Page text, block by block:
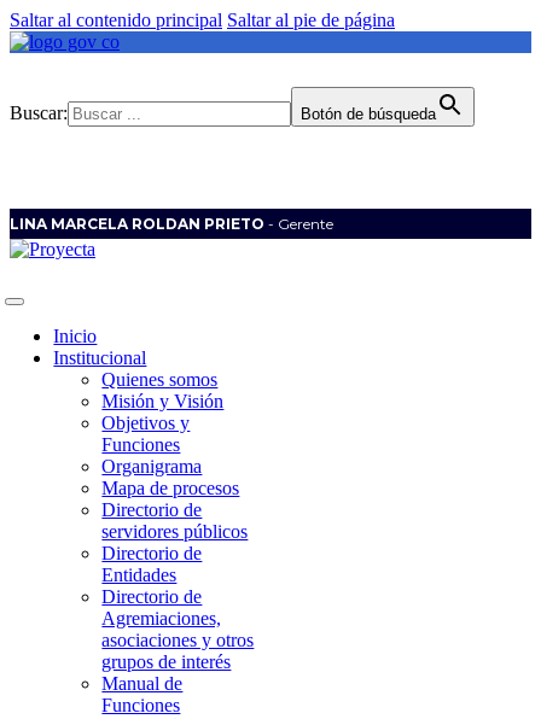
Saltar al contenido principal Saltar al pie de página
Buscar: Botón de búsqueda
LINA MARCELA ROLDAN PRIETO - Gerente
Inicio
Institucional
Quienes somos
Misión y Visión
Objetivos y
Funciones
Organigrama
Mapa de procesos
Directorio de
servidores públicos
Directorio de
Entidades
Directorio de
Agremiaciones,
asociaciones y otros
grupos de interés
Manual de
Funciones